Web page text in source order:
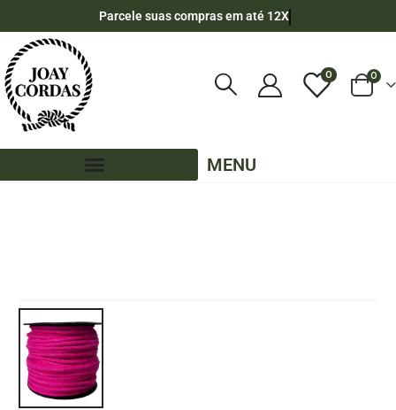
Parcele suas compras em até 12X
0 0
MENU